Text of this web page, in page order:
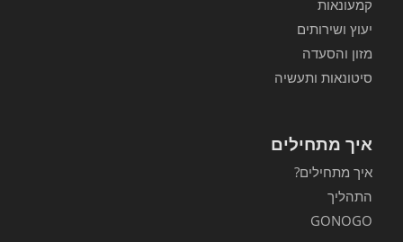
קמעונאות
יעוץ ושירותים
מזון והסעדה
סיטונאות ותעשיה
איך מתחילים
איך מתחילים?
התהליך
GONOGO